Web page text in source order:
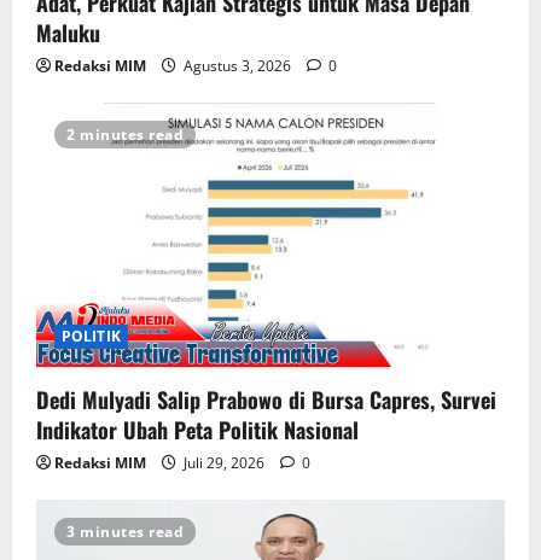
Maluku
Redaksi MIM Agustus 3, 2026 0
2 minutes read
POLITIK
Dedi Mulyadi Salip Prabowo di Bursa Capres, Survei
Indikator Ubah Peta Politik Nasional
Redaksi MIM Juli 29, 2026 0
3 minutes read